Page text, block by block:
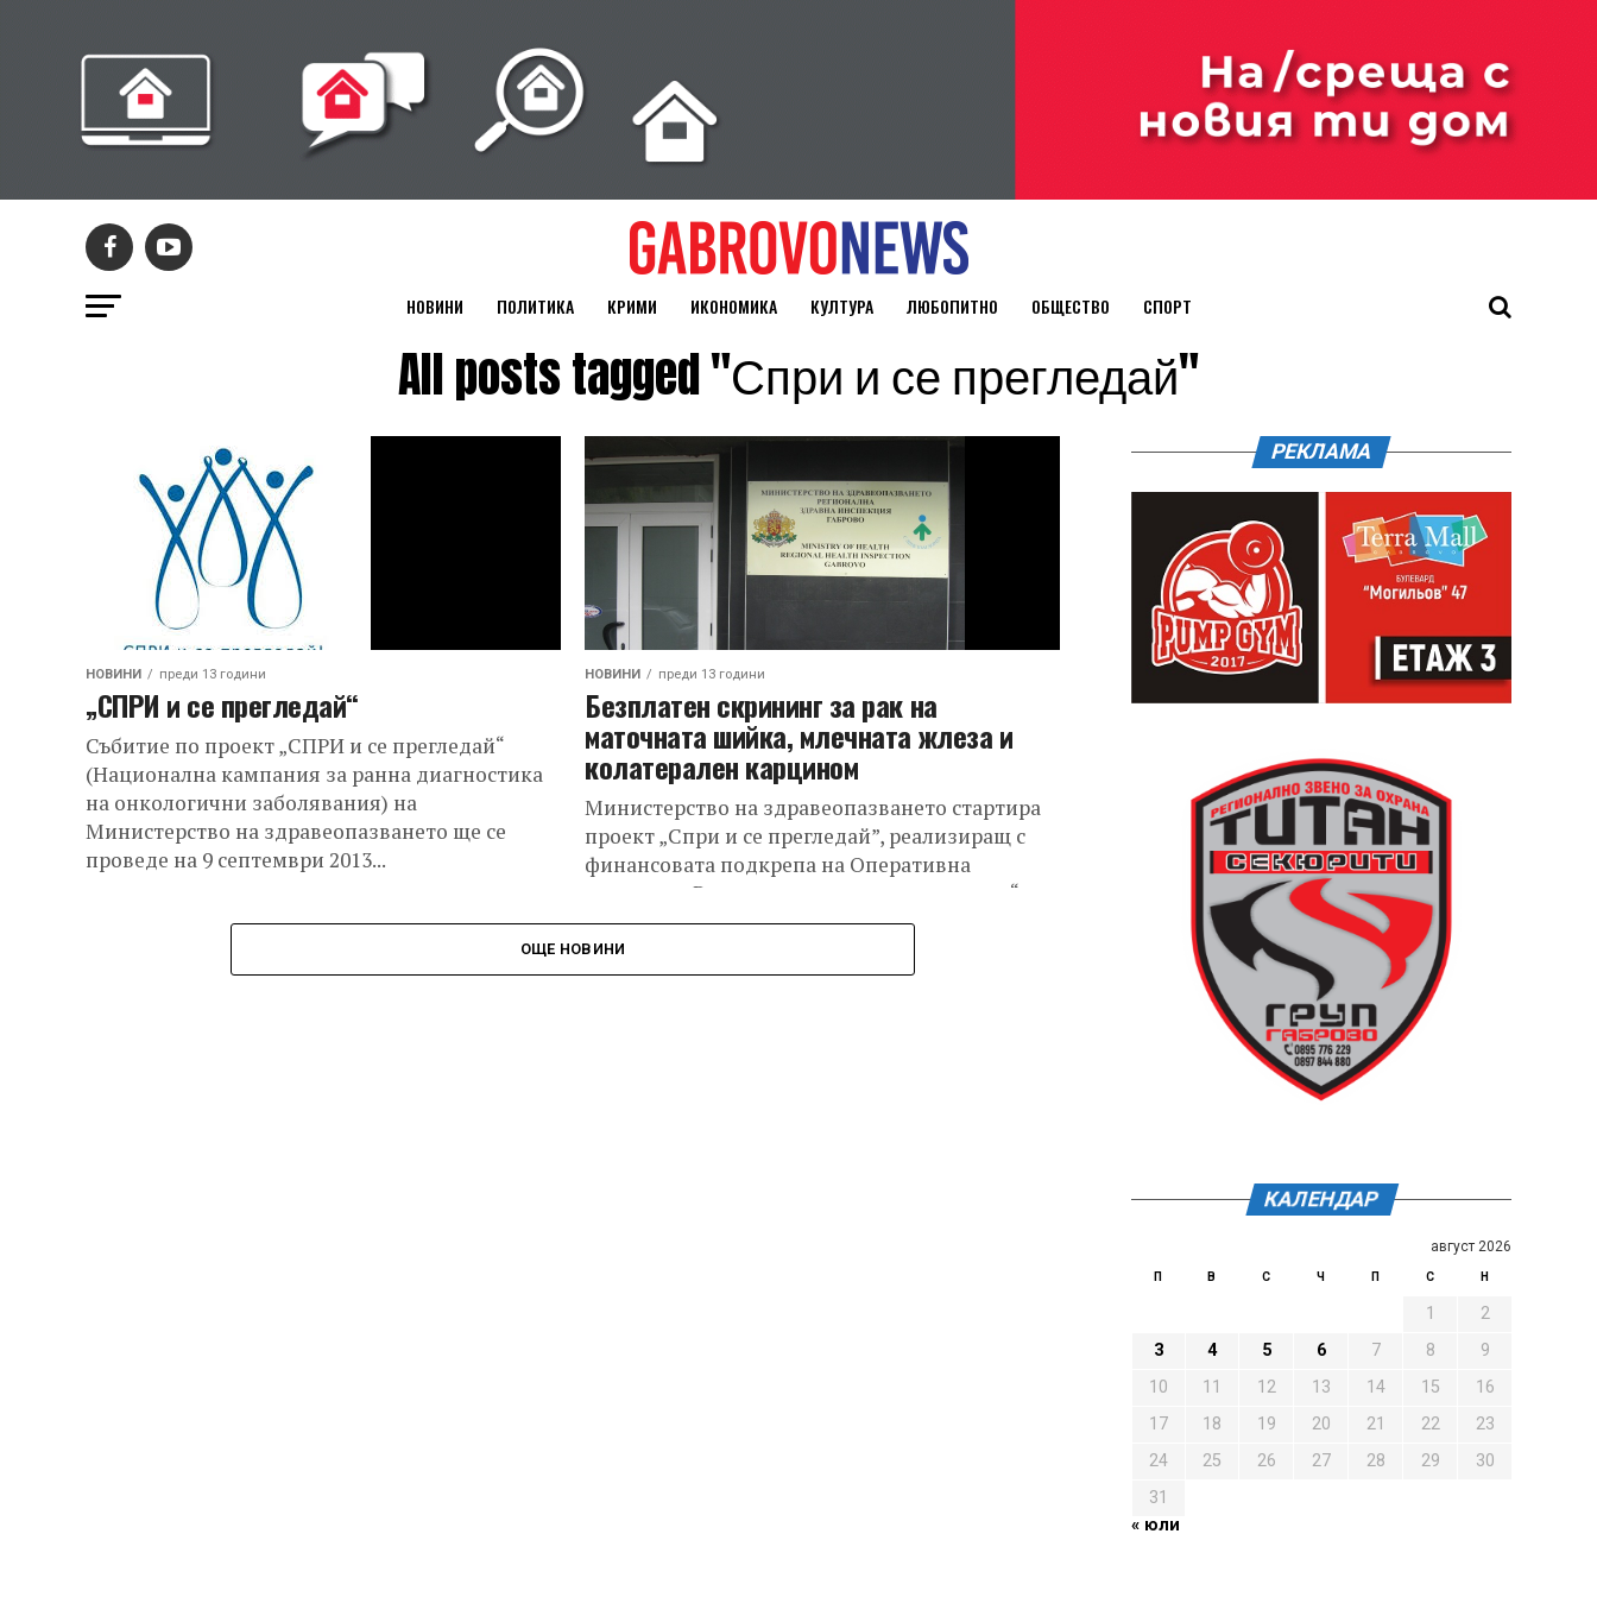
НОВИНИ ПОЛИТИКА КРИМИ ИКОНОМИКА КУЛТУРА ЛЮБОПИТНО ОБЩЕСТВО СПОРТ
All posts tagged "Спри и се прегледай"
НОВИНИ преди 13 години
„СПРИ и се прегледай“
Събитие по проект „СПРИ и се прегледай“
(Национална кампания за ранна диагностика
на онкологични заболявания) на
Министерство на здравеопазването ще се
проведе на 9 септември 2013...
НОВИНИ преди 13 години
Безплатен скрининг за рак на
маточната шийка, млечната жлеза и
колатерален карцином
Министерство на здравеопазването стартира
проект „Спри и се прегледай”, реализиращ с
финансовата подкрепа на Оперативна
програма „Развитие на човешките ресурси“.
Целта на проекта е провеждане на...
ОЩЕ НОВИНИ
РЕКЛАМА
КАЛЕНДАР
август 2026
П В С Ч П С Н
1
2
3
4 5 6 7 8
9
10
11 12 13 14 15
16
17
18 19 20 21 22
23
24
25 26 27 28 29
30
31
« юли